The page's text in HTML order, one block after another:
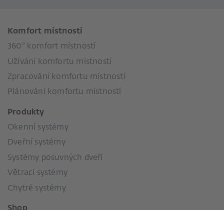
Komfort místností
360° komfort místností
Užívání komfortu místností
Zpracování komfortu místností
Plánování komfortu místností
Produkty
Okenní systémy
Dveřní systémy
Systémy posuvných dveří
Větrací systémy
Chytré systémy